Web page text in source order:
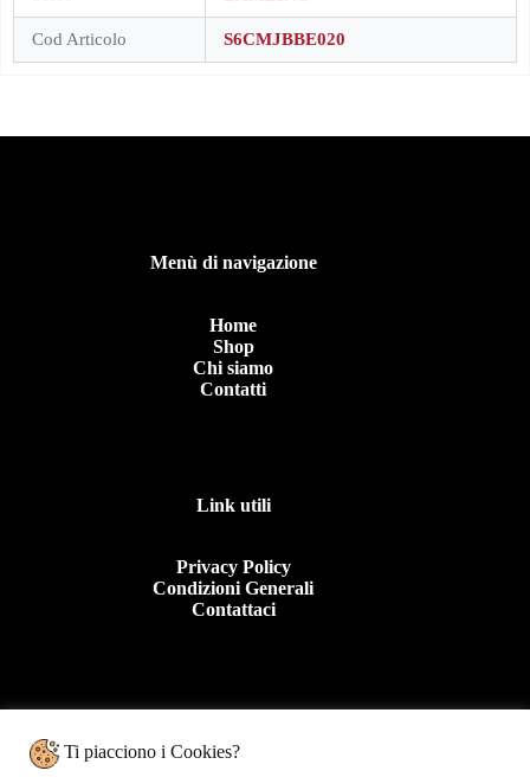
Cod Articolo S6CMJBBE020
Menù di navigazione
Home
Shop
Chi siamo
Contatti
Link utili
Privacy Policy
Condizioni Generali
Contattaci
Ti piacciono i Cookies?